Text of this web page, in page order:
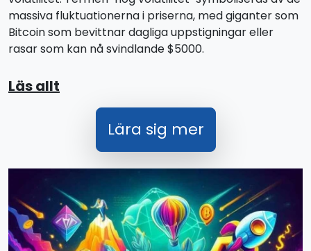
massiva fluktuationerna i priserna, med giganter som
Bitcoin som bevittnar dagliga uppstigningar eller
rasar som kan nå svindlande $5000.
Läs allt
Lära sig mer